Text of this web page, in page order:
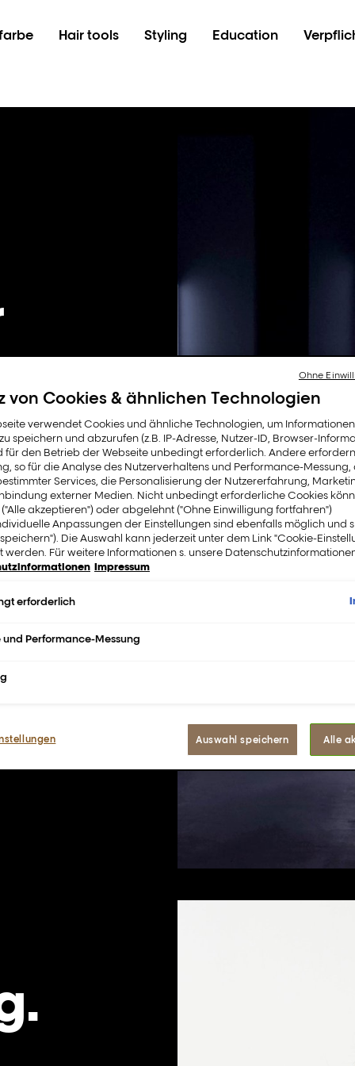
Hair tools Styling Education
von Cookies & ähnlichen Technologien
verwendet Cookies und ähnliche Technologien, um
speichern und abzurufen (z.B. IP-Adresse, Nutzer-ID, Browser-
für den Betrieb der Webseite unbedingt erforderlich. Andere
so für die Analyse des Nutzerverhaltens und Performance-Messung,
Services, die Personalisierung der Nutzererfahrung,
externer Medien. Nicht unbedingt erforderliche Cookies
akzeptieren") oder abgelehnt ("Ohne Einwilligung fortfahren")
Anpassungen der Einstellungen sind ebenfalls möglich und
Die Auswahl kann jederzeit unter dem Link "Cookie-
werden. Für weitere Informationen s. unsere
Impressum
erforderlich
und Performance-Messung
Auswahl speichern Alle
Ohne